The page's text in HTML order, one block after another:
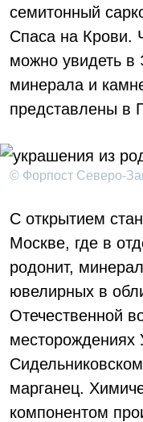
семитонный
Спаса на Крови.
можно увидеть в
минерала и
представлены в
© Форпост Северо-
С открытием
Москве, где в
родонит,
ювелирных в
Отечественной
марганец.
компонентом